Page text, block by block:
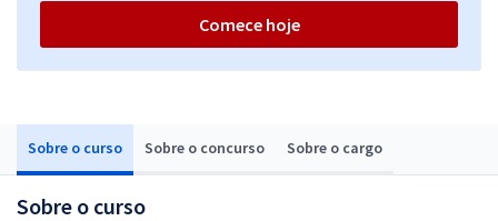
Sobre o curso Sobre o concurso Sobre o cargo
Sobre o curso
Comece hoje